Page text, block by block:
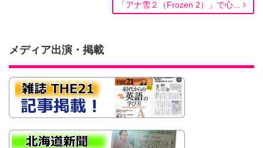
「アナ雪２（Frozen 2）」で心...
メディア出演・掲載